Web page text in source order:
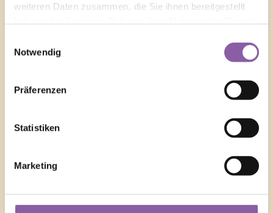
weiteren Daten zusammen, die Sie ihnen bereitgestellt
Notwendig
Präferenzen
Statistiken
Marketing